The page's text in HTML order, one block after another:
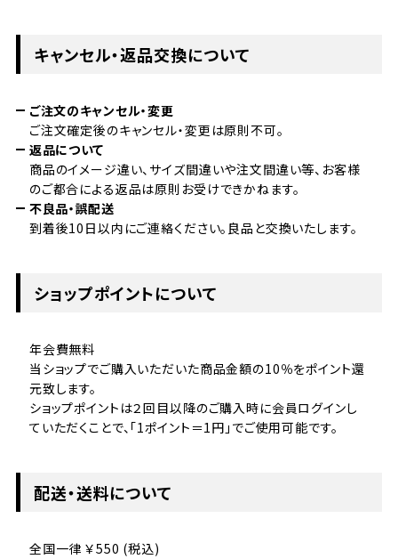
キャンセル・返品交換について
ご注文のキャンセル・変更
ご注文確定後のキャンセル・変更は原則不可。
返品について
商品のイメージ違い、サイズ間違いや注文間違い等、お客様
のご都合による返品は原則お受けできかねます。
不良品・誤配送
到着後10日以内にご連絡ください。良品と交換いたします。
ショップポイントについて
年会費無料
当ショップでご購入いただいた商品金額の10％をポイント還
元致します。
ショップポイントは２回目以降のご購入時に会員ログインし
ていただくことで、「1ポイント＝1円」でご使用可能です。
配送・送料について
全国一律 ￥550 (税込)